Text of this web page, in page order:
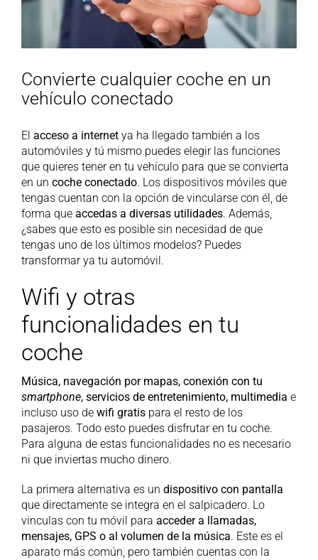
Convierte cualquier coche en un
vehículo conectado
El acceso a internet ya ha llegado también a los
automóviles y tú mismo puedes elegir las funciones
que quieres tener en tu vehículo para que se convierta
en un coche conectado. Los dispositivos móviles que
tengas cuentan con la opción de vincularse con él, de
forma que accedas a diversas utilidades. Además,
¿sabes que esto es posible sin necesidad de que
tengas uno de los últimos modelos? Puedes
transformar ya tu automóvil.
Wifi y otras
funcionalidades en tu
coche
Música, navegación por mapas, conexión con tu
smartphone, servicios de entretenimiento, multimedia e
incluso uso de wifi gratis para el resto de los
pasajeros. Todo esto puedes disfrutar en tu coche.
Para alguna de estas funcionalidades no es necesario
ni que inviertas mucho dinero.
La primera alternativa es un dispositivo con pantalla
que directamente se integra en el salpicadero. Lo
vinculas con tu móvil para acceder a llamadas,
mensajes, GPS o al volumen de la música. Este es el
aparato más común, pero también cuentas con la